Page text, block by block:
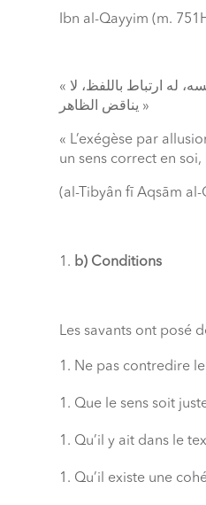
Ibn al-Qayyim (m.
« التفسير الإشاري أن يرى المفسر معنى آخر للآية غير ظاهرها، معنى صحيح في نفسه، له ارتباط باللفظ، لا
يناقض الظاهر »
« L’exégèse par
un sens correct en
(al-Tibyân fī Aqsām al-
b) Conditions
Les savants ont posé
Ne pas contredire
Que le sens soit
Qu’il y ait dans le
Qu’il existe une